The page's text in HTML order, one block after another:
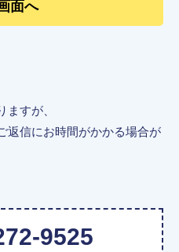
すが、
返信にお時間がかかる場合が
9525